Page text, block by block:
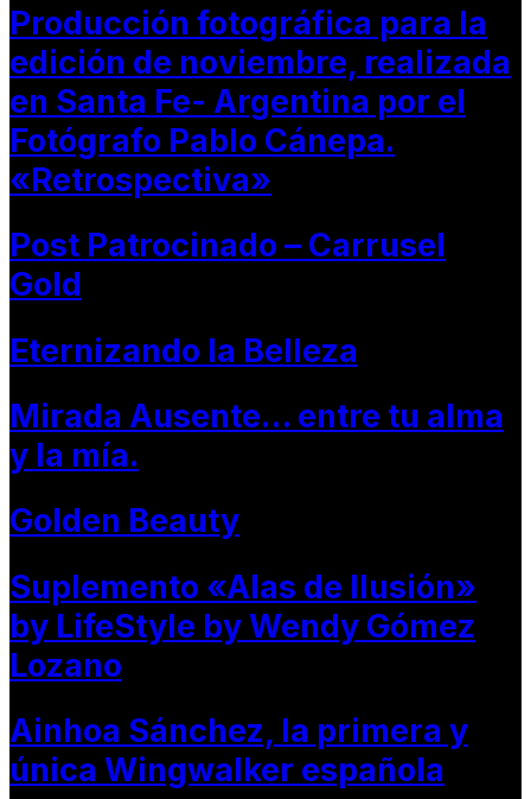
Producción fotográfica para la
edición de noviembre, realizada
en Santa Fe- Argentina por el
Fotógrafo Pablo Cánepa.
«Retrospectiva»
Post Patrocinado – Carrusel
Gold
Eternizando la Belleza
Mirada Ausente… entre tu alma
y la mía.
Golden Beauty
Suplemento «Alas de Ilusión»
by LifeStyle by Wendy Gómez
Lozano
Ainhoa Sánchez, la primera y
única Wingwalker española